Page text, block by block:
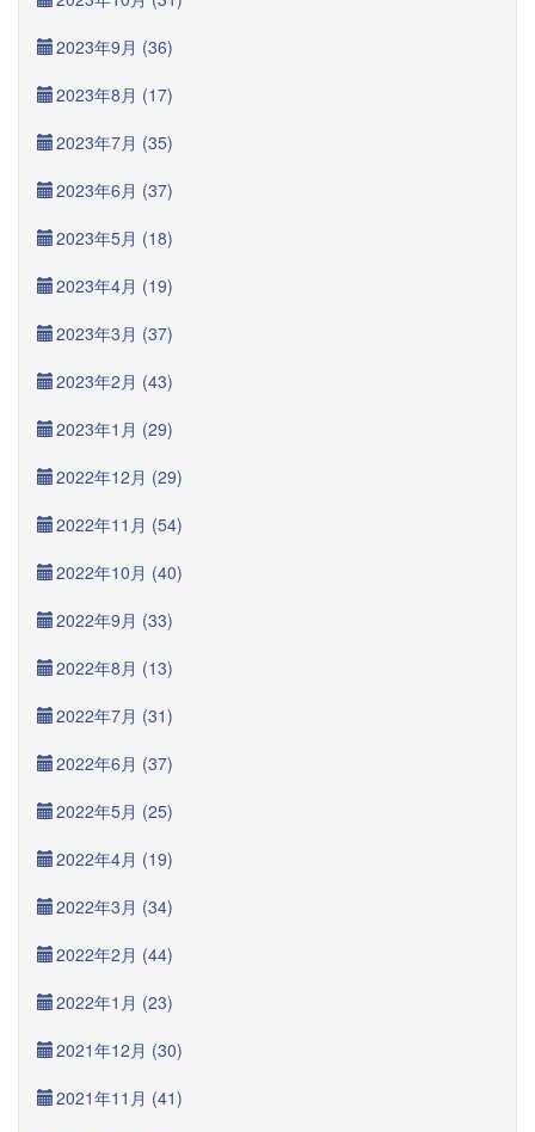
2023年9月 (36)
2023年8月 (17)
2023年7月 (35)
2023年6月 (37)
2023年5月 (18)
2023年4月 (19)
2023年3月 (37)
2023年2月 (43)
2023年1月 (29)
2022年12月 (29)
2022年11月 (54)
2022年10月 (40)
2022年9月 (33)
2022年8月 (13)
2022年7月 (31)
2022年6月 (37)
2022年5月 (25)
2022年4月 (19)
2022年3月 (34)
2022年2月 (44)
2022年1月 (23)
2021年12月 (30)
2021年11月 (41)